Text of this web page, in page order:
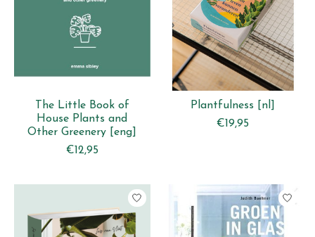
The Little Book of
House Plants and
Other Greenery [eng]
€12,95
Plantfulness [nl]
€19,95